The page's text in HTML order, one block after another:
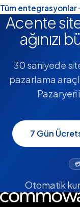
Tüm entegrasyonlar
Acente
ağınızı
30 saniyede
pazarlama
Pazaryeri
7 Gün
Otomatik